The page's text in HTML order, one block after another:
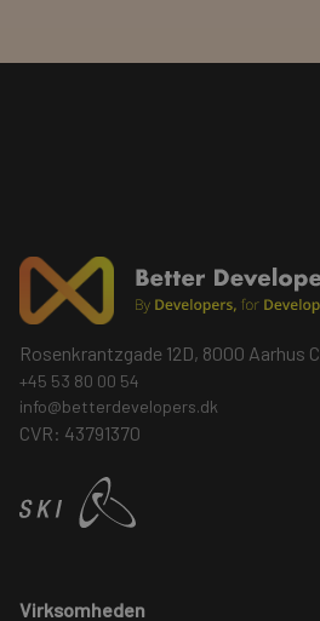
Rosenkrantzgade 12D, 8000 Aarhus C
+45 53 80 00 54
info@betterdevelopers.dk
CVR: 43791370
Virksomheden